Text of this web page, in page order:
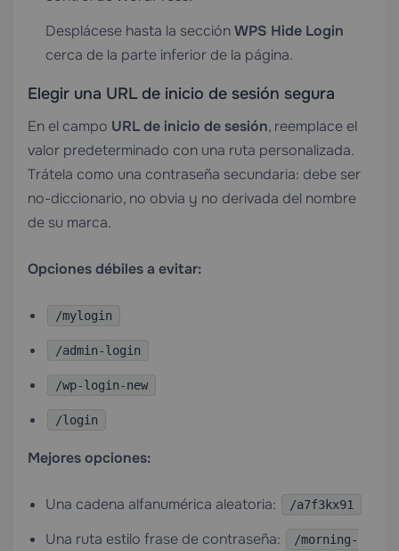
Desplácese hasta la secciónWPS Hide Login
cerca de la parte inferior de la página.
Elegir una URL de inicio de sesión segura
En el campo URL de inicio de sesión, reemplace el
valor predeterminado con una ruta personalizada.
Trátela como una contraseña secundaria: debe ser
no-diccionario, no obvia y no derivada del nombre
de su marca.
Opciones débiles a evitar:
/mylogin
/admin-login
/wp-login-new
/login
Mejores opciones:
Una cadena alfanumérica aleatoria: /a7f3kx91
Una ruta estilo frase de contraseña:
/morning-